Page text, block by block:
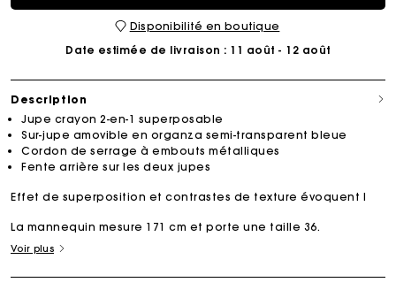
Disponibilité en boutique
Date estimée de livraison : 11 août - 12 août
Description
Jupe crayon 2-en-1 superposable
Sur-jupe amovible en organza semi-transparent bleue
Cordon de serrage à embouts métalliques
Fente arrière sur les deux jupes
Effet de superposition et contrastes de texture évoquent l
La mannequin mesure 171 cm et porte une taille 36.
Voir plus